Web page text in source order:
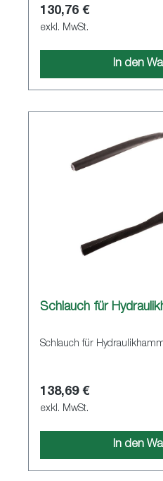
130,76 €
exkl. MwSt.
In den
Schlauch für
Schlauch für
138,69 €
exkl. MwSt.
In den